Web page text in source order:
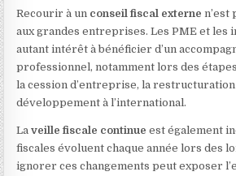
Recourir à un conseil fiscal externe n’est
aux grandes entreprises. Les PME et les
autant intérêt à bénéficier d’un
professionnel, notamment lors des
la cession d’entreprise, la restructuration
développement à l’international.
Laveille fiscale continue est également
fiscales évoluent chaque année lors des
ignorer ces changements peut exposer